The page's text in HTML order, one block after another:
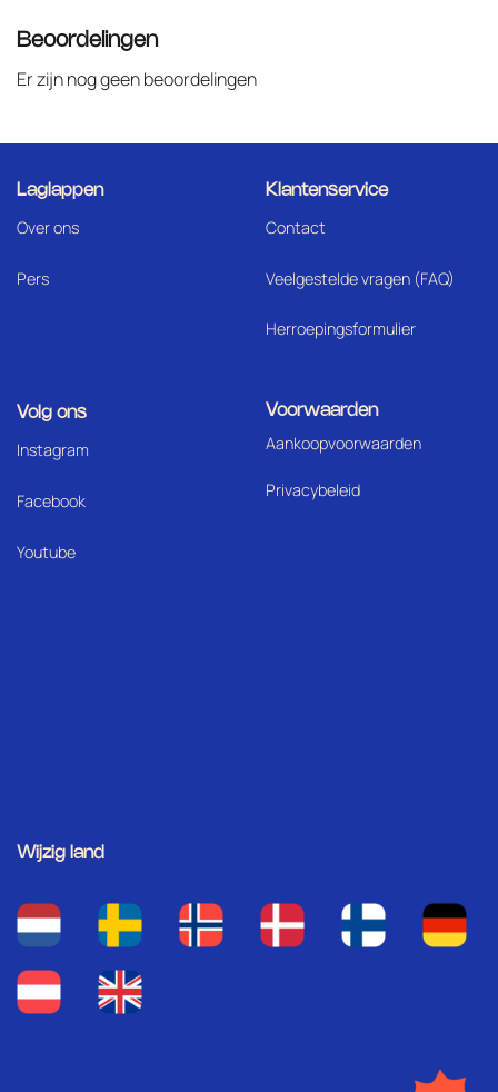
Beoordelingen
Er zijn nog geen beoordelingen
Laglappen
Over ons
Pers
Klantenservice
Contact
Veelgestelde vragen (FAQ)
Herroepingsformulier
Volg ons
Instagram
Facebook
Youtube
Voorwaarden
Aankoopvoorwaarden
Privacybeleid
Wijzig land